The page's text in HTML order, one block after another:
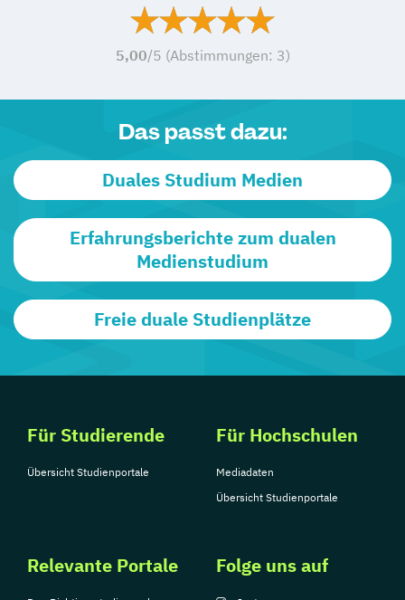
5,00/5 (Abstimmungen: 3)
Das passt dazu:
Duales Studium Medien
Erfahrungsberichte zum dualen
Medienstudium
Freie duale Studienplätze
Für Studierende
Übersicht Studienportale
Für Hochschulen
Mediadaten
Übersicht Studienportale
Relevante Portale Folge uns auf